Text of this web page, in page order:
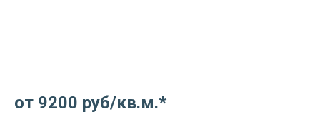
от 9200 руб/кв.м.*